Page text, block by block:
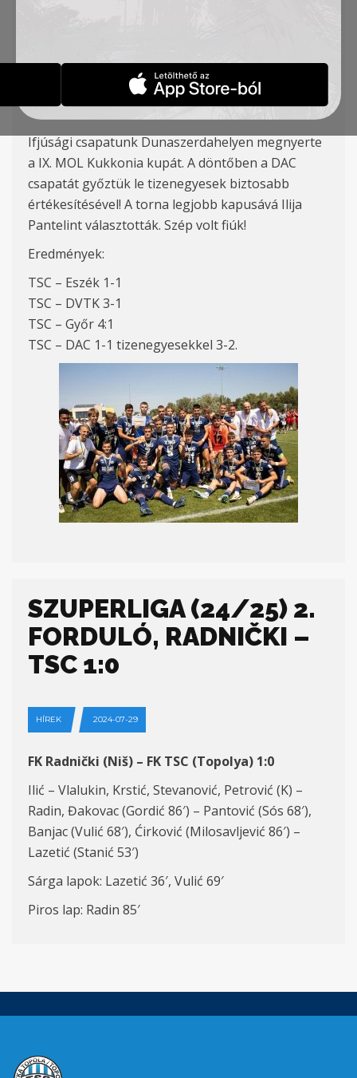
2024-07-29
Ifjúsági csapatunk Dunaszerdahelyen megnyerte
a IX. MOL Kukkonia kupát. A döntőben a DAC
csapatát győztük le tizenegyesek biztosabb
értékesítésével! A torna legjobb kapusává Ilija
Pantelint választották. Szép volt fiúk!
Eredmények:
TSC – Eszék 1-1
TSC – DVTK 3-1
TSC – Győr 4:1
TSC – DAC 1-1 tizenegyesekkel 3-2.
SZUPERLIGA (24/25) 2.
FORDULÓ, RADNIČKI –
TSC 1:0
HÍREK 2024-07-29
FK Radnički (Niš) – FK TSC (Topolya) 1:0
Ilić – Vlalukin, Krstić, Stevanović, Petrović (K) –
Radin, Đakovac (Gordić 86′) – Pantović (Sós 68′),
Banjac (Vulić 68′), Ćirković (Milosavljević 86′) –
Lazetić (Stanić 53′)
Sárga lapok: Lazetić 36′, Vulić 69′
Piros lap: Radin 85′